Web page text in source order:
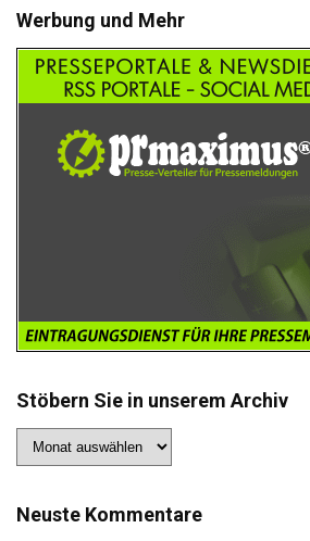
Werbung und Mehr
Stöbern Sie in unserem Archiv
Sie
Archiv
Neuste Kommentare